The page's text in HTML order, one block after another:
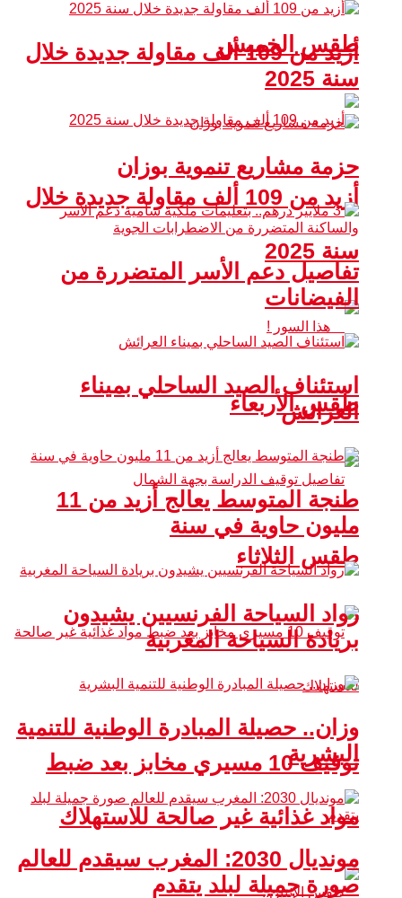
طقس الخميس
أزيد من 109 ألف مقاولة جديدة خلال
سنة 2025
طقس الأربعاء
طقس الثلاثاء
توقيف 10 مسيري مخابز بعد ضبط
مواد غذائية غير صالحة للاستهلاك
أزيد من 109 ألف مقاولة جديدة خلال
سنة 2025
حزمة مشاريع تنموية بوزان
تفاصيل دعم الأسر المتضررة من
الفيضانات
استئناف الصيد الساحلي بميناء
العرائش
طنجة المتوسط يعالج أزيد من 11
مليون حاوية في سنة
رواد السياحة الفرنسيين يشيدون
بريادة السياحة المغربية
وزان.. حصيلة المبادرة الوطنية للتنمية
البشرية
مونديال 2030: المغرب سيقدم للعالم
صورة جميلة لبلد يتقدم